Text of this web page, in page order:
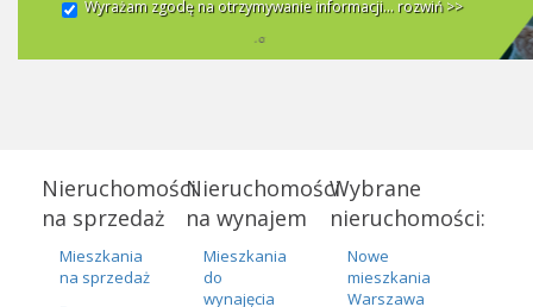
Wyrażam zgodę na otrzymywanie informacji... rozwiń >>
Nieruchomości
na sprzedaż
Mieszkania
na sprzedaż
Nieruchomości
na wynajem
Mieszkania
do
wynajęcia
Wybrane
nieruchomości:
Nowe
mieszkania
Warszawa